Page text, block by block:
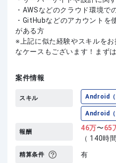
・AWSなどのクラウド環境で
・GitHubなどのアカウントを
がある方
上記に似た経験やスキルを
なケースもございます！まず
案件情報
スキル Android（
Android
報酬 46万〜65
（ 140時
精算条件 有